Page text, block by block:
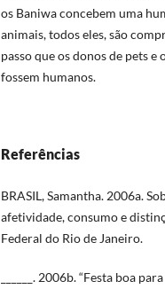
os Baniwa concebem uma
animais, todos eles, são
passo que os donos de pets
fossem humanos.
Referências
BRASIL, Samantha. 2006a.
afetividade, consumo e
Federal do Rio de Janeiro.
______. 2006b. “Festa boa